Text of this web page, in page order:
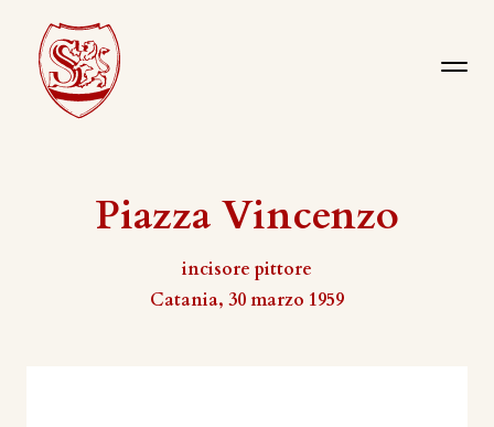
Piazza Vincenzo
incisore pittore
Catania, 30 marzo 1959